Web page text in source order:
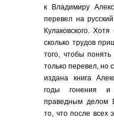
к Владимиру
перевел на
Кулаковского.
сколько трудов
того, чтобы
только перевел, но
издана книга
годы гонения
праведным делом
то, что после всех